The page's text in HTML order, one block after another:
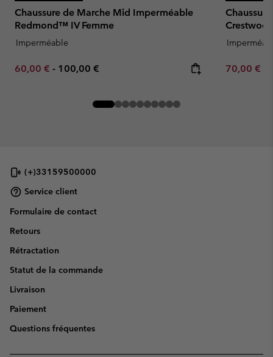
Chaussure de Marche Mid Imperméable
Redmond™ IV Femme
Imperméable
Minimum sale price:
60,00 € - Maximum price:
100,00 € Minimum
70,00 €
(+)33159500000
Service client
Formulaire de contact
Retours
Rétractation
Statut de la commande
Livraison
Paiement
Questions fréquentes